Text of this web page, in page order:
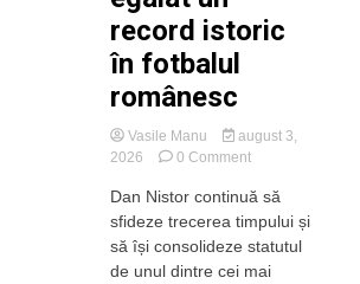
record istoric
în fotbalul
românesc
Vasile Manu
august 3,
2026
0 Commenton
Nistor
scrie
istorie
Dan Nistor continuă să
sfideze trecerea timpului și
să își consolideze statutul
de unul dintre cei mai